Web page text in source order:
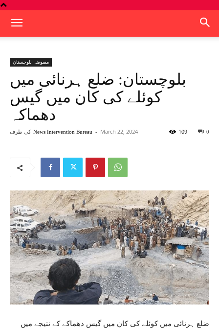
مقبوضہ بلوچستان
بلوچستان: ضلع ہرنائی میں
کوئلے کی کان میں گیس
دھماکہ
کی طرف News Intervention Bureau - March 22, 2024 0
109
ضلع ہرنائی میں کوئلے کی کان میں گیس دھماکے کے نتیجے میں